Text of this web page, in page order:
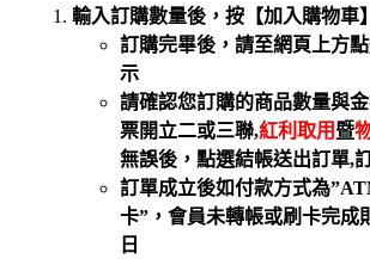
輸入訂購數量後，按【加入購物車】
訂購完畢後，請至網頁上方
示
請確認您訂購的商品數量與
票開立二或三聯,紅利取用 暨
無誤後，點選結帳送出訂單,
訂單成立後如付款方式為
卡”，會員未轉帳或刷卡完成
日